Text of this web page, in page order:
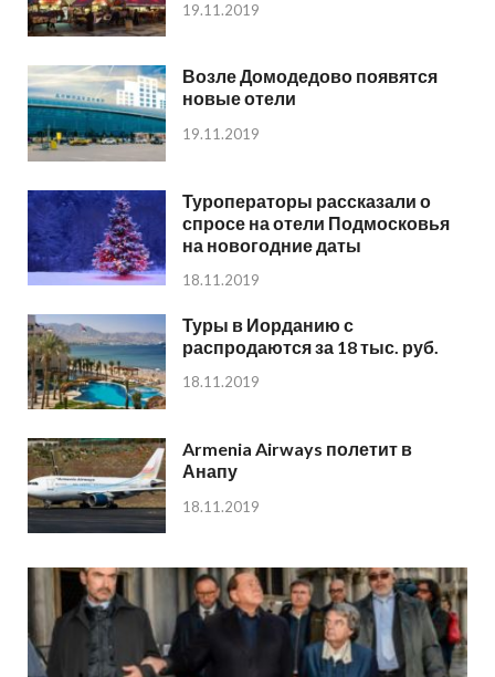
19.11.2019
Возле Домодедово появятся
новые отели
19.11.2019
Туроператоры рассказали о
спросе на отели Подмосковья
на новогодние даты
18.11.2019
Туры в Иорданию с
распродаются за 18 тыс. руб.
18.11.2019
Armenia Airways полетит в
Анапу
18.11.2019